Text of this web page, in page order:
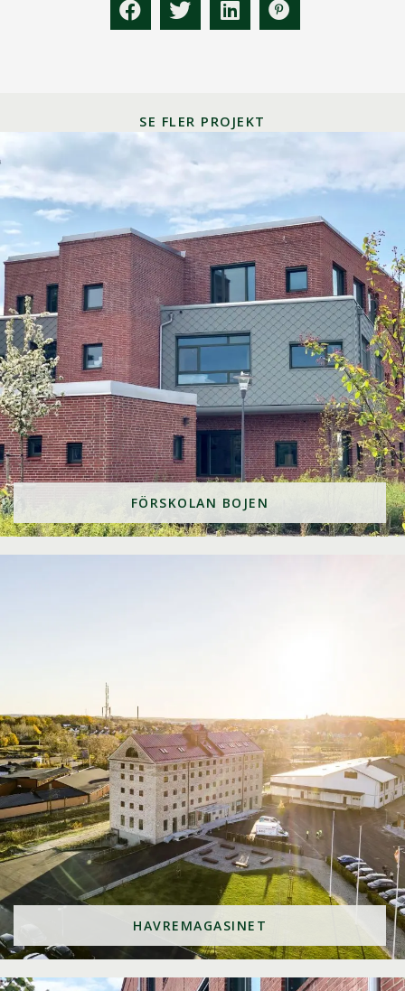
SE FLER PROJEKT
FÖRSKOLAN BOJEN
HAVREMAGASINET